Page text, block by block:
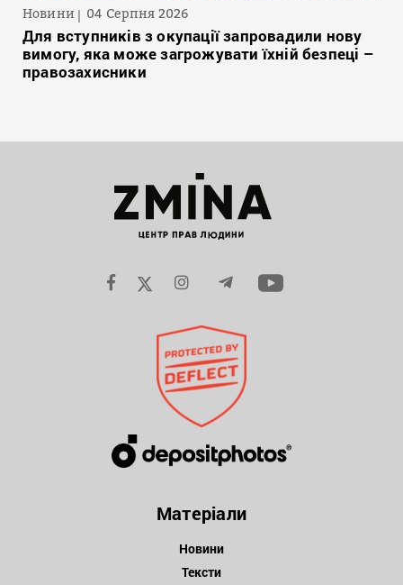
Новини 04 Серпня 2026
Для вступників з окупації запровадили нову
вимогу, яка може загрожувати їхній безпеці –
правозахисники
Матеріали
Новини
Тексти